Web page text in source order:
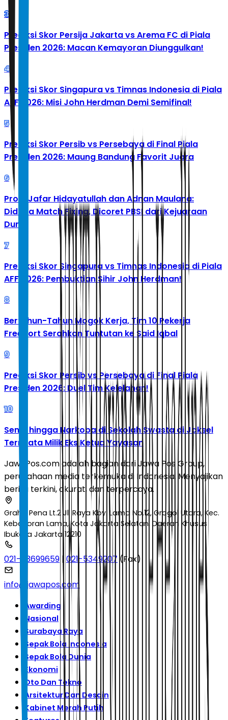
3
Prediksi Skor Persija Jakarta vs Arema FC di Piala
Presiden 2026: Macan Kemayoran Diunggulkan!
4
Prediksi Skor Singapura vs Timnas Indonesia di Piala
AFF 2026: Misi John Herdman Demi Semifinal!
5
Prediksi Skor Persib vs Persebaya di Final Piala
Presiden 2026: Maung Bandung Favorit Juara
6
Profil Jafar Hidayatullah dan Adnan Maulana:
Diduga Match Fixing, Dicoret PBSI dari Kejuaraan
Dunia
7
Prediksi Skor Singapura vs Timnas Indonesia di Piala
AFF 2026: Pembuktian Sihir John Herdman!
8
Bertahun-Tahun Mogok Kerja, Tim 10 Pekerja
Freeport Serahkan Tuntutan ke Said Iqbal
9
Prediksi Skor Persib vs Persebaya di Final Piala
Presiden 2026: Duel Tim Kelelahan!
10
Senpi hingga Narkoba di Sekolah Swasta di Jaksel
Ternyata Milik Eks Ketua Yayasan
JawaPos.com adalah bagian dari Jawa Pos Group,
perusahaan media terkemuka di Indonesia. Menyajikan
berita terkini, akurat, dan terpercaya.
Graha Pena Lt.2 Jl. Raya Kby. Lama No.12, Grogol Utara, Kec.
Kebayoran Lama, Kota Jakarta Selatan, Daerah Khusus
Ibukota Jakarta 12210
021-53699659 | 021-5349207 (Fax)
info@jawapos.com
Awarding
Nasional
Surabaya Raya
Sepak Bola Indonesia
Sepak Bola Dunia
Ekonomi
Oto Dan Tekno
Arsitektur Dan Desain
Kabinet Merah Putih